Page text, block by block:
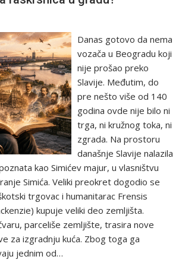
Danas gotovo da nema
vozača u Beogradu koji
nije prošao preko
Slavije. Međutim, do
pre nešto više od 140
godina ovde nije bilo ni
trga, ni kružnog toka, ni
zgrada. Na prostoru
današnje Slavije nalazila
kao Simićev majur, u vlasništvu
Simića. Veliki preokret dogodio se
trgovac i humanitarac Frensis
kupuje veliki deo zemljišta.
parceliše zemljište, trasira nove
za izgradnju kuća. Zbog toga ga
jednim od…